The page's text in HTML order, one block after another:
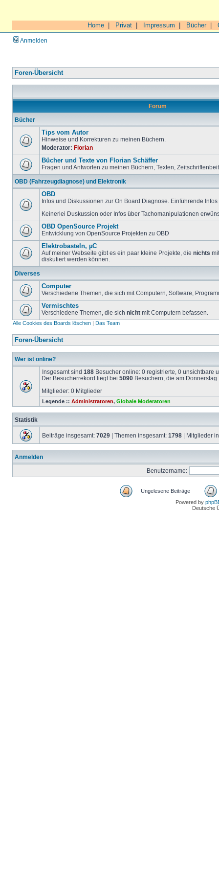
Home Privat Impressum Bücher|
Anmelden
Foren-Übersicht
Forum
Bücher
Tips vom Autor
Hinweise und Korrekturen zu meinen Büchern.
Moderator: Florian
Bücher und Texte von Florian Schäffer
Fragen und Antworten zu meinen Büchern, Texten,
OBD (Fahrzeugdiagnose) und Elektronik
OBD
Infos und Diskussionen zur On Board Diagnose. Einführende
Keinerlei Duskussion oder Infos über Tachomanipulationen
OBD OpenSource Projekt
Entwicklung von OpenSource Projekten zu OBD
Elektrobasteln, µC
Auf meiner Webseite gibt es ein paar kleine Projekte, die nichts
diskutiert werden können.
Diverses
Computer
Verschiedene Themen, die sich mit Computern, Software,
Vermischtes
Verschiedene Themen, die sich nicht mit Computern befassen.
Alle Cookies des Boards löschen | Das Team
Foren-Übersicht
Wer ist online?
Insgesamt sind 188 Besucher online: 0 registrierte, 0 unsichtbare
Der Besucherrekord liegt bei 5090 Besuchern, die am
Mitglieder: 0 Mitglieder
Legende :: Administratoren, Globale Moderatoren
Statistik
Beiträge insgesamt: 7029 | Themen insgesamt: 1798 | Mitglieder
Anmelden
Benutzername:
Ungelesene Beiträge
Powered by
Deutsche